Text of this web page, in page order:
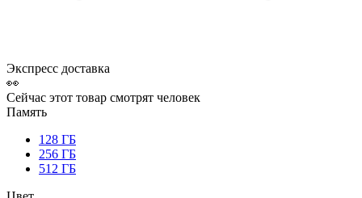
Экспресс доставка
👀
Сейчас этот товар смотрят человек
Память
128 ГБ
256 ГБ
512 ГБ